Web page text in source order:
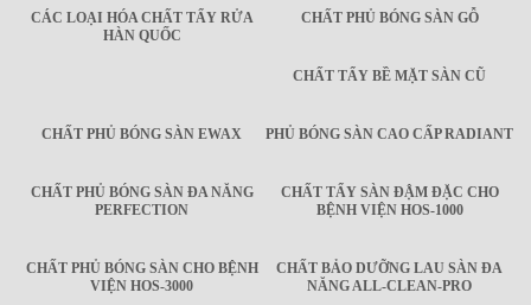
CÁC LOẠI HÓA CHẤT TẨY RỬA
HÀN QUỐC
CHẤT PHỦ BÓNG SÀN GỖ
CHẤT TẨY BỀ MẶT SÀN CŨ
CHẤT PHỦ BÓNG SÀN EWAX PHỦ BÓNG SÀN CAO CẤP RADIANT
CHẤT PHỦ BÓNG SÀN ĐA NĂNG
PERFECTION
CHẤT TẨY SÀN ĐẬM ĐẶC CHO
BỆNH VIỆN HOS-1000
CHẤT PHỦ BÓNG SÀN CHO BỆNH
VIỆN HOS-3000
CHẤT BẢO DƯỠNG LAU SÀN ĐA
NĂNG ALL-CLEAN-PRO